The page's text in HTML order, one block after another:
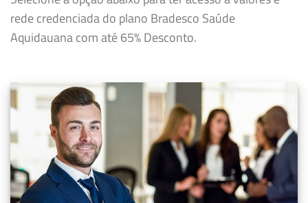
rede credenciada do plano Bradesco Saúde
Aquidauana com até 65% Desconto.